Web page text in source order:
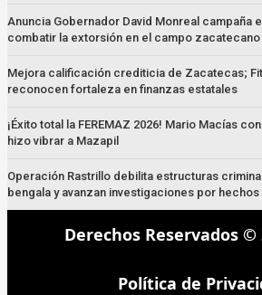
Anuncia Gobernador David Monreal campaña
combatir la extorsión en el campo zacatecano
Mejora calificación crediticia de Zacatecas;
reconocen fortaleza en finanzas estatales
¡Éxito total la FEREMAZ 2026! Mario Macías
hizo vibrar a Mazapil
Operación Rastrillo debilita estructuras
bengala y avanzan investigaciones por
Derechos Reservados ©
Política de